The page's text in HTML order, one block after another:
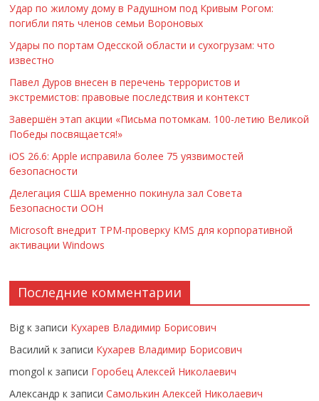
Удар по жилому дому в Радушном под Кривым Рогом:
погибли пять членов семьи Вороновых
Удары по портам Одесской области и сухогрузам: что
известно
Павел Дуров внесен в перечень террористов и
экстремистов: правовые последствия и контекст
Завершён этап акции «Письма потомкам. 100-летию Великой
Победы посвящается!»
iOS 26.6: Apple исправила более 75 уязвимостей
безопасности
Делегация США временно покинула зал Совета
Безопасности ООН
Microsoft внедрит TPM-проверку KMS для корпоративной
активации Windows
Последние комментарии
Big к записи Кухарев Владимир Борисович
Василий к записи Кухарев Владимир Борисович
mongol к записи Горобец Алексей Николаевич
Александр к записиСамолькин Алексей Николаевич